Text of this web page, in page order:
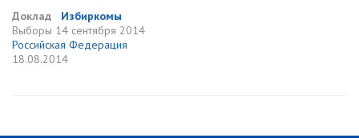
Доклад
Избиркомы
Выборы 14 сентября 2014
Российская Федерация
18.08.2014